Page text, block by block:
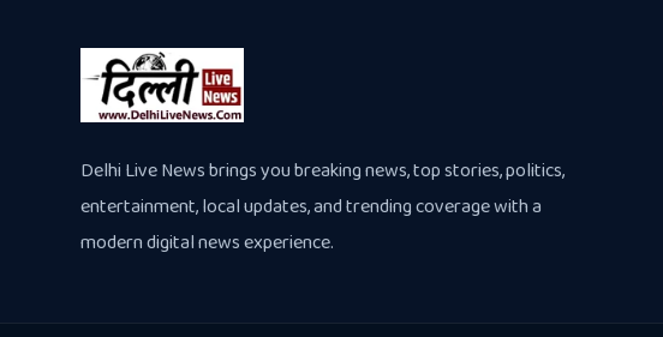
Delhi Live News brings you breaking news, top stories, politics,
entertainment, local updates, and trending coverage with a
modern digital news experience.